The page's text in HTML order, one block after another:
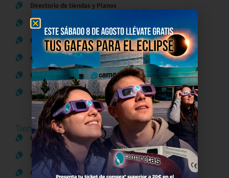
Directorio de tiendas y Planos
Contacto
Política de Privacidad
Aviso Legal
Política de Cookies
Bases legales Concursos y Promociones
Tiendas
Moda
Hogar y Alimentación
Regalos y Complementos